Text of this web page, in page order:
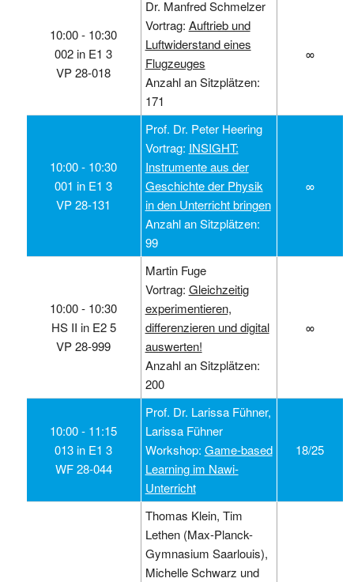
10:00 ‑ 10:30
002 in E1 3
VP 28-018
Dr. Manfred Schmelzer
Vortrag: Auftrieb und
Luftwiderstand eines
Flugzeuges
Anzahl an Sitzplätzen:
171
∞
10:00 ‑ 10:30
001 in E1 3
VP 28-131
Prof. Dr. Peter Heering
Vortrag: INSIGHT:
Instrumente aus der
Geschichte der Physik
in den Unterricht bringen
Anzahl an Sitzplätzen:
99
∞
10:00 ‑ 10:30
HS II in E2 5
VP 28-999
Martin Fuge
Vortrag: Gleichzeitig
experimentieren,
differenzieren und digital
auswerten!
Anzahl an Sitzplätzen:
200
∞
10:00 ‑ 11:15
013 in E1 3
WF 28-044
Prof. Dr. Larissa Fühner,
Larissa Fühner
Workshop: Game-based
Learning im Nawi-
Unterricht
18/25
Thomas Klein, Tim
Lethen (Max-Planck-
Gymnasium Saarlouis),
Michelle Schwarz und